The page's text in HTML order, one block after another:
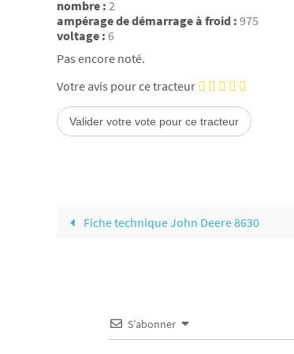
nombre : 2
ampérage de démarrage à froid : 975
voltage : 6
Pas encore noté.
Votre avis pour ce tracteur
Fiche technique John Deere 8630
S’abonner